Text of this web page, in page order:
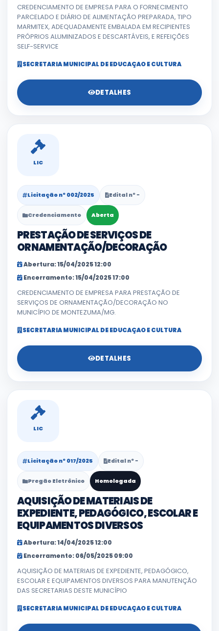
CREDENCIAMENTO DE EMPRESA PARA O FORNECIMENTO
PARCELADO E DIÁRIO DE ALIMENTAÇÃO PREPARADA, TIPO
MARMITEX, ADEQUADAMENTE EMBALADA EM RECIPIENTES
PRÓPRIOS ALUMINIZADOS E DESCARTÁVEIS, E REFEIÇÕES
SELF-SERVICE
SECRETARIA MUNICIPAL DE EDUCAÇAO E CULTURA
DETALHES
LIC
Licitação nº 002/2025 Edital nº -
Credenciamento Aberta
PRESTAÇÃO DE SERVIÇOS DE
ORNAMENTAÇÃO/DECORAÇÃO
Abertura: 15/04/2025 12:00
Encerramento: 15/04/2025 17:00
CREDENCIAMENTO DE EMPRESA PARA PRESTAÇÃO DE
SERVIÇOS DE ORNAMENTAÇÃO/DECORAÇÃO NO
MUNICÍPIO DE MONTEZUMA/MG.
SECRETARIA MUNICIPAL DE EDUCAÇAO E CULTURA
DETALHES
LIC
Licitação nº 017/2025 Edital nº -
Pregão Eletrônico Homologada
AQUISIÇÃO DE MATERIAIS DE
EXPEDIENTE, PEDAGÓGICO, ESCOLAR E
EQUIPAMENTOS DIVERSOS
Abertura: 14/04/2025 12:00
Encerramento: 06/05/2025 09:00
AQUISIÇÃO DE MATERIAIS DE EXPEDIENTE, PEDAGÓGICO,
ESCOLAR E EQUIPAMENTOS DIVERSOS PARA MANUTENÇÃO
DAS SECRETARIAS DESTE MUNICÍPIO
SECRETARIA MUNICIPAL DE EDUCAÇAO E CULTURA